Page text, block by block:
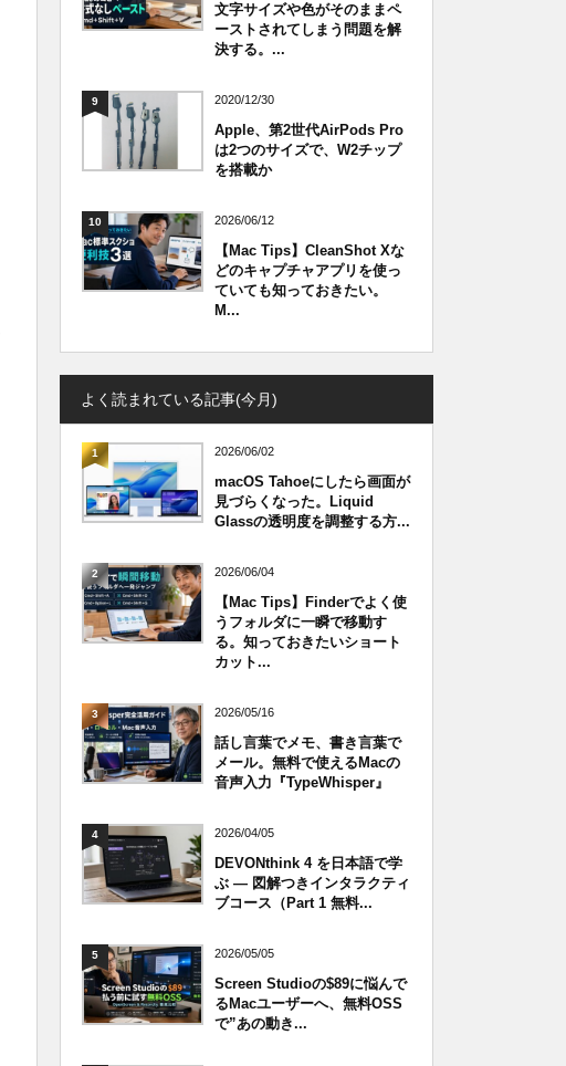
文字サイズや色がそのままペ
ーストされてしまう問題を解
決する。...
9 2020/12/30
Apple、第2世代AirPods Pro
は2つのサイズで、W2チップ
を搭載か
10 2026/06/12
【Mac Tips】CleanShot Xな
どのキャプチャアプリを使っ
ていても知っておきたい。
M...
よく読まれている記事(今月)
1 2026/06/02
macOS Tahoeにしたら画面が
見づらくなった。Liquid
Glassの透明度を調整する方...
2 2026/06/04
【Mac Tips】Finderでよく使
うフォルダに一瞬で移動す
る。知っておきたいショート
カット...
3 2026/05/16
話し言葉でメモ、書き言葉で
メール。無料で使えるMacの
音声入力『TypeWhisper』
4 2026/04/05
DEVONthink 4 を日本語で学
ぶ — 図解つきインタラクティ
ブコース（Part 1 無料...
5 2026/05/05
Screen Studioの$89に悩んで
るMacユーザーへ、無料OSS
で”あの動き...